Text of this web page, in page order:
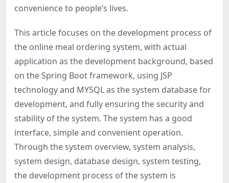
convenience to people’s lives.
This article focuses on the development process of
the online meal ordering system, with actual
application as the development background, based
on the Spring Boot framework, using JSP
technology and MYSQL as the system database for
development, and fully ensuring the security and
stability of the system. The system has a good
interface, simple and convenient operation.
Through the system overview, system analysis,
system design, database design, system testing,
the development process of the system is